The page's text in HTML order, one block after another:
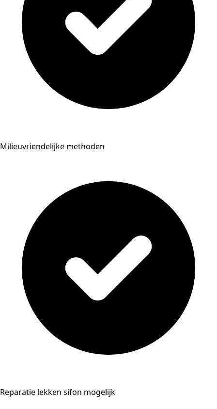
Milieuvriendelijke methoden
Reparatie lekken sifon mogelijk